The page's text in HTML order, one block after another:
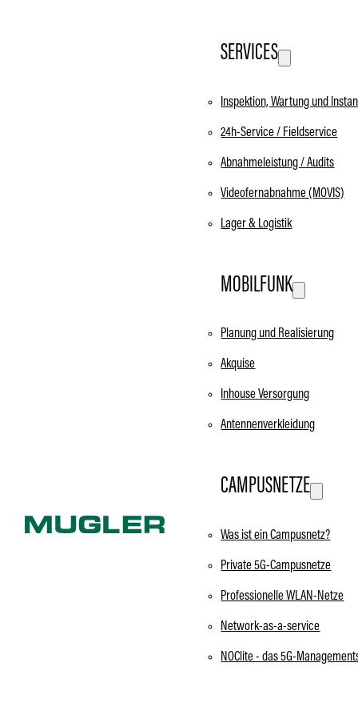
SERVICES
Inspektion, Wartung und
24h-Service / Fieldservice
Abnahmeleistung / Audits
Videofernabnahme (MOVIS)
Lager & Logistik
MOBILFUNK
Planung und Realisierung
Akquise
Inhouse Versorgung
Antennenverkleidung
CAMPUSNETZE
Was ist ein Campusnetz?
Private 5G-Campusnetze
Professionelle WLAN-Netze
Network-as-a-service
NOClite - das 5G-